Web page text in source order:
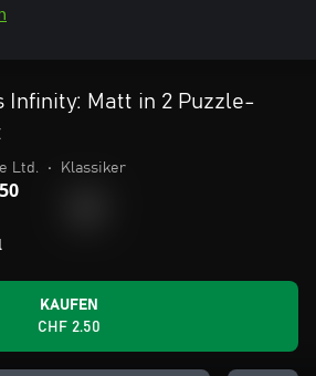
Infinity: Matt in 2 Puzzle-
Ltd. • Klassiker
KAUFEN
CHF 2.50